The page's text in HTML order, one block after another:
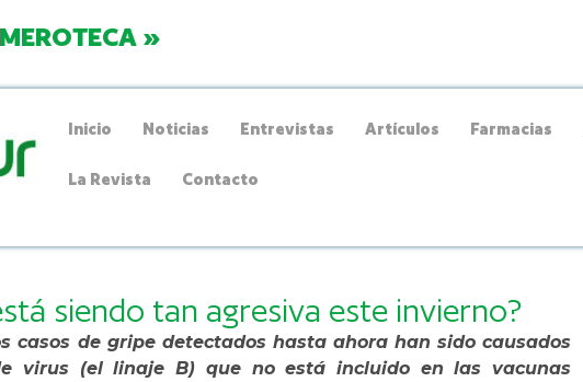
»
Inicio Noticias Entrevistas Artículos Farmacias
La Revista Contacto
siendo tan agresiva este invierno?
casos de gripe detectados hasta ahora han sido causados
virus (el linaje B) que no está incluido en las vacunas